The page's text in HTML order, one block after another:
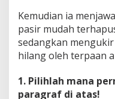
Kemudian ia
pasir mudah
sedangkan
hilang oleh terpaan
1. Pilihlah mana
paragraf di atas!